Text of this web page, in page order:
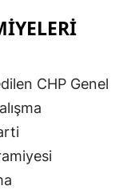
CHP Genel